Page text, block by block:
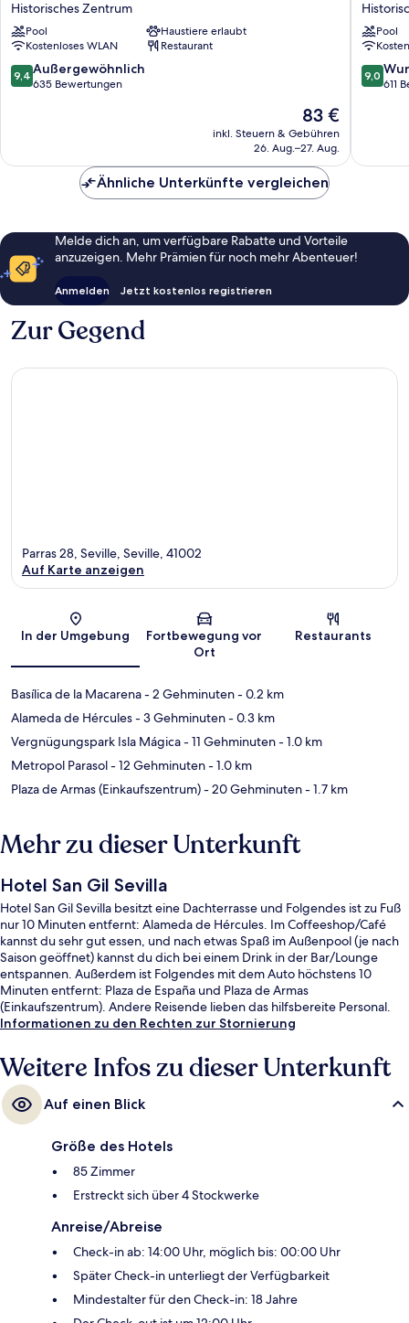
hotel
Historisches
Zentrum
Historisches Zentrum
Pool
Haustiere erlaubt
Kostenloses WLAN
Restaurant
9.4
von
9,4 Außergewöhnlich
635 Bewertungen
Der
Preis
beträgt
83 €
inkl. Steuern & Gebühren
26. Aug.–27. Aug.
Conde
Torrejón
Pool
9.0
von
9,0
611
Ähnliche Unterkünfte vergleichen
Melde dich an, um verfügbare Rabatte und Vorteile
anzuzeigen. Mehr Prämien für noch mehr Abenteuer!
Anmelden Jetzt kostenlos registrieren
Zur Gegend
Karte
Parras 28, Seville, Seville, 41002
Auf Karte anzeigen
In der Umgebung
Fortbewegung vor
Ort
Restaurants
Basílica de la Macarena- 2 Gehminuten- 0.2 km
Alameda de Hércules- 3 Gehminuten- 0.3 km
Vergnügungspark Isla Mágica- 11 Gehminuten- 1.0 km
Metropol Parasol- 12 Gehminuten- 1.0 km
Plaza de Armas (Einkaufszentrum)- 20 Gehminuten- 1.7 km
Mehr zu dieser Unterkunft
Hotel San Gil Sevilla
Hotel San Gil Sevilla besitzt eine Dachterrasse und Folgendes ist zu Fuß
nur 10 Minuten entfernt: Alameda de Hércules. Im Coffeeshop/Café
kannst du sehr gut essen, und nach etwas Spaß im Außenpool (je nach
Saison geöffnet) kannst du dich bei einem Drink in der Bar/Lounge
entspannen. Außerdem ist Folgendes mit dem Auto höchstens 10
Minuten entfernt: Plaza de España und Plaza de Armas
(Einkaufszentrum). Andere Reisende lieben das hilfsbereite Personal.
Informationen zu den Rechten zur Stornierung
Weitere Infos zu dieser Unterkunft
Auf einen Blick
Größe des Hotels
85 Zimmer
Erstreckt sich über 4 Stockwerke
Anreise/Abreise
Check-in ab: 14:00 Uhr, möglich bis: 00:00 Uhr
Später Check-in unterliegt der Verfügbarkeit
Mindestalter für den Check-in: 18 Jahre